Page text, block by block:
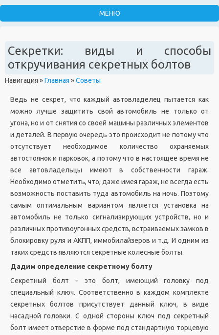
Секретки: виды и способы
откручивания секретных болтов
Навигация »Главная »Советы
Ведь не секрет, что каждый автовладелец пытается как
можно лучше защитить свой автомобиль не только от
угона, но и от снятия со своей машины различных элементов
и деталей. В первую очередь это происходит не потому что
отсутствует необходимое количество охраняемых
автостоянок и парковок, а потому что в настоящее время не
все автовладельцы имеют в собственности гараж.
Необходимо отметить, что, даже имея гараж, не всегда есть
возможность поставить туда автомобиль на ночь. Поэтому
самым оптимальным вариантом является установка на
автомобиль не только сигнализирующих устройств, но и
различных противоугонных средств, встраиваемых замков в
блокировку руля и АКПП, иммобилайзеров и т.д. И одним из
таких средств являются секретные колесные болты.
Дадим определение секретному болту
Секретный болт – это болт, имеющий головку под
специальный ключ. Соответственно в каждом комплекте
секретных болтов присутствует данный ключ, в виде
насадной головки. С одной стороны ключ под секретный
болт имеет отверстие в форме под стандартную торцевую